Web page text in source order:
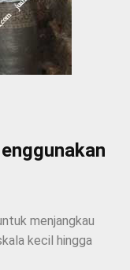
menjangkau
kecil hingga